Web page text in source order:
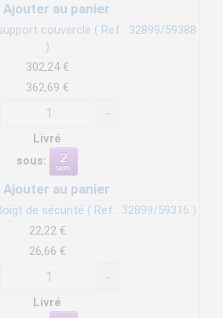
Ajouter au panier
couvercle ( Ref : 32899/59388
)
302,24 €
362,69 €
-
Livré
sous:
Ajouter au panier
de sécurité ( Ref : 32899/59316 )
22,22 €
26,66 €
-
Livré